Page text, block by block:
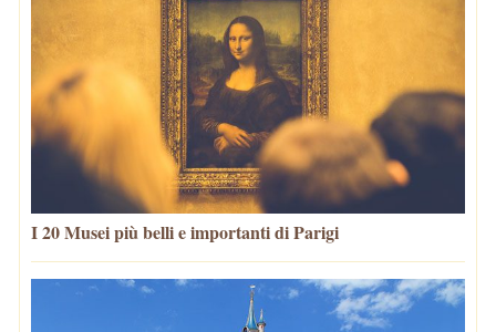
I 20 Musei più belli e importanti di Parigi